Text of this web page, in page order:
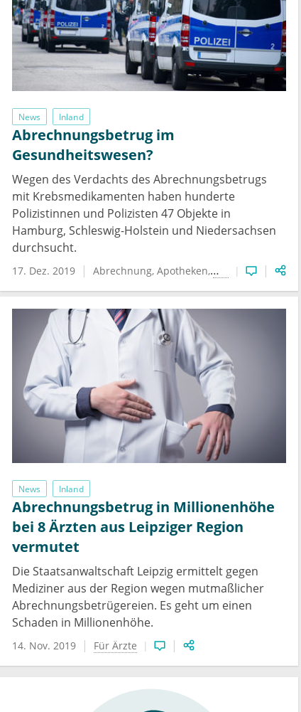
News Inland
Abrechnungsbetrug im
Gesundheitswesen?
Wegen des Verdachts des Abrechnungsbetrugs
mit Krebsmedikamenten haben hunderte
Polizistinnen und Polizisten 47 Objekte in
Hamburg, Schleswig-Holstein und Niedersachsen
durchsucht.
17. Dez. 2019 Abrechnung Apotheken Ärzte Krebs
News Inland
Abrechnungsbetrug in Millionenhöhe
bei 8 Ärzten aus Leipziger Region
vermutet
Die Staatsanwaltschaft Leipzig ermittelt gegen
Mediziner aus der Region wegen mutmaßlicher
Abrechnungsbetrügereien. Es geht um einen
Schaden in Millionenhöhe.
14. Nov. 2019 Für Ärzte